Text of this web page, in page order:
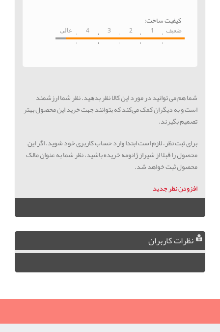
کیفیت ساخت:
ضعیف 1
2
3
4 عالی
شما هم می توانید در مورد این کالا نظر بدهید. نظر شما ارزشمند
است و به دیگران کمک می‌کند که بتوانند جهت خرید این محصول بهتر
تصمیم بگیرند.
برای ثبت نظر، لازم است ابتدا وارد حساب کاربری خود شوید. اگر این
محصول را قبلا از شیراز ژانومه خریده باشید، نظر شما به عنوان مالک
محصول ثبت خواهد شد.
افزودن نظر جدید
نظرات کاربران